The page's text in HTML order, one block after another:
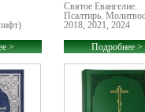
>
Святое Евангелие.
Псалтирь.
2018, 2021, 2024
Подробнее >